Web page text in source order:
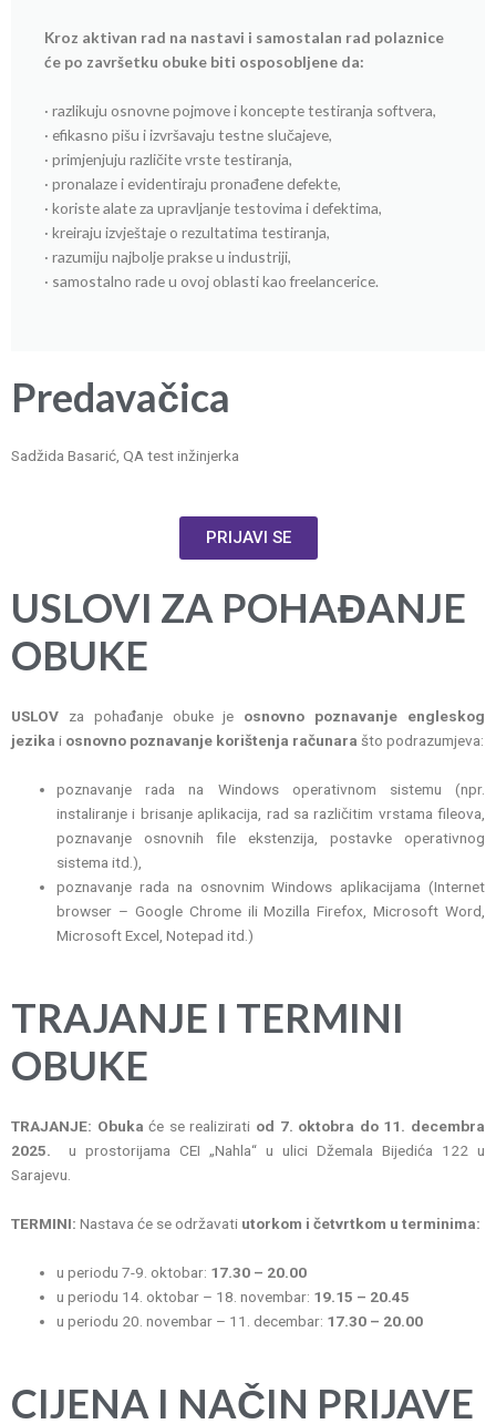
Kroz aktivan rad na nastavi i samostalan rad polaznice
će po završetku obuke biti osposobljene da:
· razlikuju osnovne pojmove i koncepte testiranja softvera,
· efikasno pišu i izvršavaju testne slučajeve,
· primjenjuju različite vrste testiranja,
· pronalaze i evidentiraju pronađene defekte,
· koriste alate za upravljanje testovima i defektima,
· kreiraju izvještaje o rezultatima testiranja,
· razumiju najbolje prakse u industriji,
· samostalno rade u ovoj oblasti kao freelancerice.
Predavačica
Sadžida Basarić, QA test inžinjerka
PRIJAVI SE
USLOVI ZA POHAĐANJE
OBUKE
USLOV za pohađanje obuke je osnovno poznavanje engleskog
jezika i osnovno poznavanje korištenja računara što podrazumjeva:
poznavanje rada na Windows operativnom sistemu (npr.
instaliranje i brisanje aplikacija, rad sa različitim vrstama fileova,
poznavanje osnovnih file ekstenzija, postavke operativnog
sistema itd.),
poznavanje rada na osnovnim Windows aplikacijama (Internet
browser – Google Chrome ili Mozilla Firefox, Microsoft Word,
Microsoft Excel, Notepad itd.)
TRAJANJE I TERMINI
OBUKE
TRAJANJE: Obuka će se realizirati od 7. oktobra do 11. decembra
2025. u prostorijama CEI „Nahla“ u ulici Džemala Bijedića 122 u
Sarajevu.
TERMINI: Nastava će se održavati utorkom i četvrtkom u terminima:
u periodu 7-9. oktobar: 17.30 – 20.00
u periodu 14. oktobar – 18. novembar: 19.15 – 20.45
u periodu 20. novembar – 11. decembar: 17.30 – 20.00
CIJENA I NAČIN PRIJAVE